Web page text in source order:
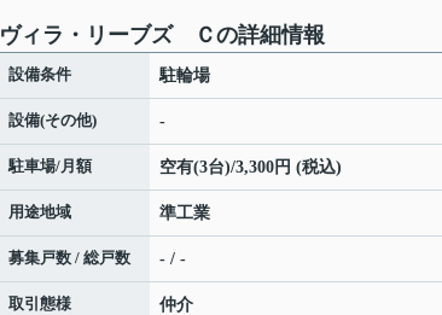
ヴィラ・リーブズ Ｃの詳細情報
設備条件 駐輪場
設備(その他) -
駐車場/月額 空有(3台)/3,300円 (税込)
用途地域 準工業
募集戸数 / 総戸数 - / -
取引態様 仲介